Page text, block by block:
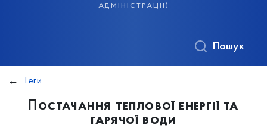
адміністрації)
Пошук
Теги
Постачання теплової енергії та
гарячої води